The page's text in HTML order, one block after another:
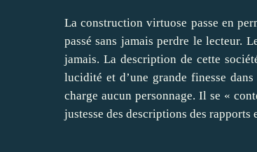
La construction virtuose passe en
passé sans jamais perdre le lecteur.
jamais. La description de cette
lucidité et d’une grande finesse
charge aucun personnage. Il se «
justesse des descriptions des rapports